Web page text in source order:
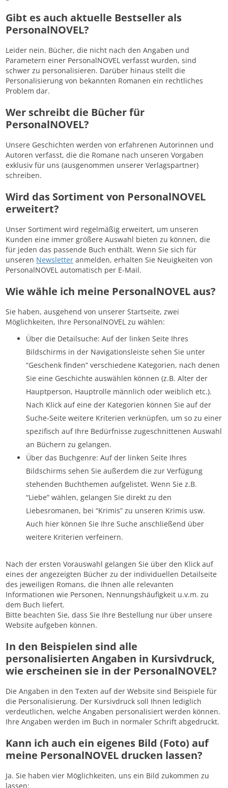
Gibt es auch aktuelle Bestseller als
PersonalNOVEL?
Leider nein. Bücher, die nicht nach den Angaben und
Parametern einer PersonalNOVEL verfasst wurden, sind
schwer zu personalisieren. Darüber hinaus stellt die
Personalisierung von bekannten Romanen ein rechtliches
Problem dar.
Wer schreibt die Bücher für
PersonalNOVEL?
Unsere Geschichten werden von erfahrenen Autorinnen und
Autoren verfasst, die die Romane nach unseren Vorgaben
exklusiv für uns (ausgenommen unserer Verlagspartner)
schreiben.
Wird das Sortiment von PersonalNOVEL
erweitert?
Unser Sortiment wird regelmäßig erweitert, um unseren
Kunden eine immer größere Auswahl bieten zu können, die
für jeden das passende Buch enthält. Wenn Sie sich für
unseren Newsletter anmelden, erhalten Sie Neuigkeiten von
PersonalNOVEL automatisch per E-Mail.
Wie wähle ich meine PersonalNOVEL aus?
Sie haben, ausgehend von unserer Startseite, zwei
Möglichkeiten, Ihre PersonalNOVEL zu wählen:
Über die Detailsuche: Auf der linken Seite Ihres
Bildschirms in der Navigationsleiste sehen Sie unter
“Geschenk finden” verschiedene Kategorien, nach denen
Sie eine Geschichte auswählen können (z.B. Alter der
Hauptperson, Hauptrolle männlich oder weiblich etc.).
Nach Klick auf eine der Kategorien können Sie auf der
Suche-Seite weitere Kriterien verknüpfen, um so zu einer
spezifisch auf Ihre Bedürfnisse zugeschnittenen Auswahl
an Büchern zu gelangen.
Über das Buchgenre: Auf der linken Seite Ihres
Bildschirms sehen Sie außerdem die zur Verfügung
stehenden Buchthemen aufgelistet. Wenn Sie z.B.
“Liebe” wählen, gelangen Sie direkt zu den
Liebesromanen, bei “Krimis” zu unseren Krimis usw.
Auch hier können Sie Ihre Suche anschließend über
weitere Kriterien verfeinern.
Nach der ersten Vorauswahl gelangen Sie über den Klick auf
eines der angezeigten Bücher zu der individuellen Detailseite
des jeweiligen Romans, die Ihnen alle relevanten
Informationen wie Personen, Nennungshäufigkeit u.v.m. zu
dem Buch liefert.
Bitte beachten Sie, dass Sie Ihre Bestellung nur über unsere
Website aufgeben können.
In den Beispielen sind alle
personalisierten Angaben in Kursivdruck,
wie erscheinen sie in der PersonalNOVEL?
Die Angaben in den Texten auf der Website sind Beispiele für
die Personalisierung. Der Kursivdruck soll Ihnen lediglich
verdeutlichen, welche Angaben personalisiert werden können.
Ihre Angaben werden im Buch in normaler Schrift abgedruckt.
Kann ich auch ein eigenes Bild (Foto) auf
meine PersonalNOVEL drucken lassen?
Ja. Sie haben vier Möglichkeiten, uns ein Bild zukommen zu
lassen: